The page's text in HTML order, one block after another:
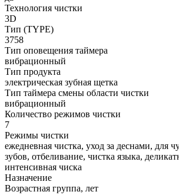
Технология чистки
3D
Тип (TYPE)
3758
Тип оповещения таймера
вибрационный
Тип продукта
электрическая зубная щетка
Тип таймера смены области чистки
вибрационный
Количество режимов чистки
7
Режимы чистки
ежедневная чистка, уход за деснами, для
зубов, отбеливание, чистка языка,
интенсивная чиска
Назначение
Возрастная группа, лет